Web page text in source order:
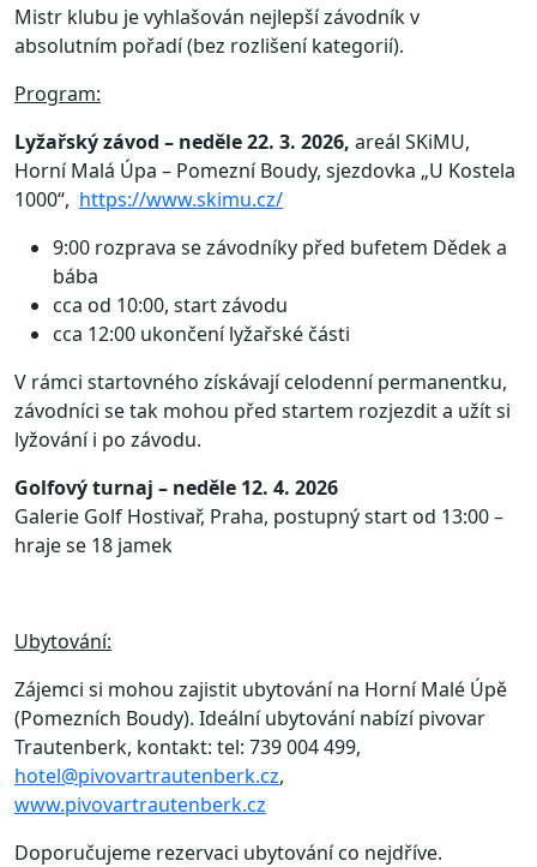
Mistr klubu je vyhlašován nejlepší závodník v
absolutním pořadí (bez rozlišení kategorií).
Program:
Lyžařský závod – neděle 22. 3. 2026, areál SKiMU,
Horní Malá Úpa – Pomezní Boudy, sjezdovka „U Kostela
1000“, https://www.skimu.cz/
9:00 rozprava se závodníky před bufetem Dědek a
bába
cca od 10:00, start závodu
cca 12:00 ukončení lyžařské části
V rámci startovného získávají celodenní permanentku,
závodníci se tak mohou před startem rozjezdit a užít si
lyžování i po závodu.
Golfový turnaj – neděle 12. 4. 2026
Galerie Golf Hostivař, Praha, postupný start od 13:00 –
hraje se 18 jamek
Ubytování:
Zájemci si mohou zajistit ubytování na Horní Malé Úpě
(Pomezních Boudy). Ideální ubytování nabízí pivovar
Trautenberk, kontakt: tel: 739 004 499,
hotel@pivovartrautenberk.cz,
www.pivovartrautenberk.cz
Doporučujeme rezervaci ubytování co nejdříve.